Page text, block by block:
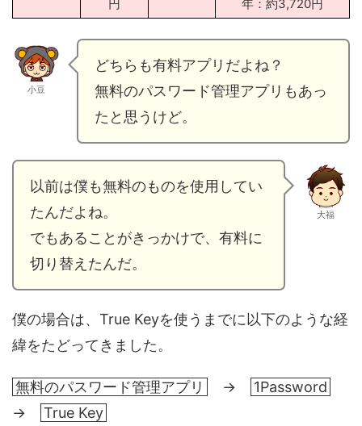
円
年：約3,720円
小豆
どちらも有料アプリだよね？
無料のパスワード管理アプリもあっ
たと思うけど。
以前は僕も無料のものを使用してい
たんだよね。
でもあることがきっかけで、有料に
切り替えたんだ。
大福
僕の場合は、True Keyを使うまでに以下のような経
緯をたどってきました。
無料のパスワード管理アプリ →
1Password
→
True Key